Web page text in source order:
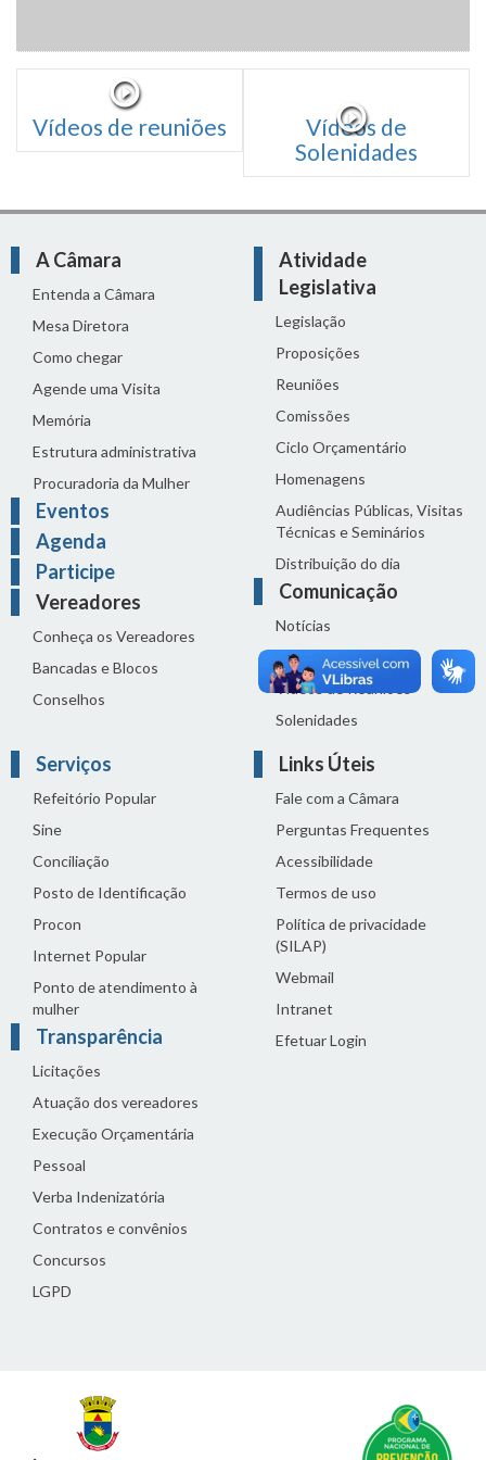
Vídeos de reuniões
Vídeos de
Solenidades
A Câmara
Entenda a Câmara
Mesa Diretora
Como chegar
Agende uma Visita
Memória
Estrutura administrativa
Procuradoria da Mulher
Eventos
Agenda
Participe
Vereadores
Conheça os Vereadores
Bancadas e Blocos
Conselhos
Atividade
Legislativa
Legislação
Proposições
Reuniões
Comissões
Ciclo Orçamentário
Homenagens
Audiências Públicas, Visitas
Técnicas e Seminários
Distribuição do dia
Comunicação
Notícias
Sala de Imprensa
Vídeos de Reuniões
Solenidades
Serviços
Refeitório Popular
Sine
Conciliação
Posto de Identificação
Procon
Internet Popular
Ponto de atendimento à
mulher
Transparência
Licitações
Atuação dos vereadores
Execução Orçamentária
Pessoal
Verba Indenizatória
Contratos e convênios
Concursos
LGPD
Links Úteis
Fale com a Câmara
Perguntas Frequentes
Acessibilidade
Termos de uso
Política de privacidade
(SILAP)
Webmail
Intranet
Efetuar Login